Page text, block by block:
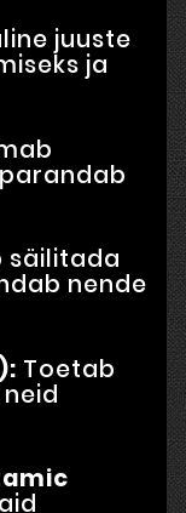
juuste
ja
säilitada
nende
Toetab